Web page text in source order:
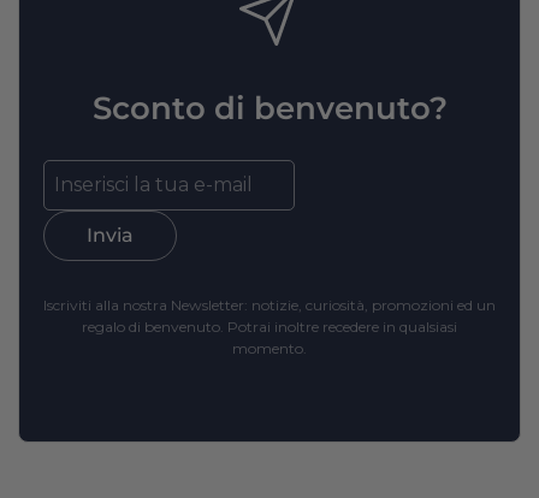
Sconto di benvenuto?
Invia
Iscriviti alla nostra Newsletter: notizie, curiosità, promozioni ed un
regalo di benvenuto. Potrai inoltre recedere in qualsiasi
momento.